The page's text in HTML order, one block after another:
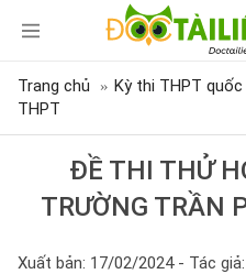
Trang chủ Kỳ thi THPT quốc
THPT
ĐỀ THI THỬ
TRƯỜNG TRẦN
Xuất bản: 17/02/2024 - Tác giả: